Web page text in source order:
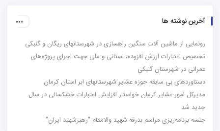
آخرین نوشته ها
رونمایی از ماشین آلات سنگین راهسازی در شهرستانهای ریگان و گنبکی
تخصیص اعتبارات ارزش افزوده، استانی و ملی جهت اجرای پروژه‌های
عمرانی در شهرستان گنبکی
دستاوردهای بی سابقه حوزه عشایر شهرستانهای ابر استان کرمان
مدیرکل امور عشایر کرمان خواستار افزایش اعتبارات خشکسالی در سال
جدید شد
جلسه برنامه‌ریزی مراسم بدرقه شهید والامقام “رهبرشهید ایران”